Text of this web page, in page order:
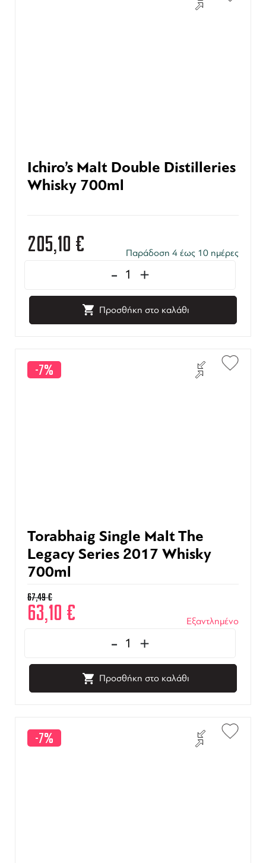
Ichiro’s Malt Double Distilleries
Whisky 700ml
205,10 € Παράδοση 4 έως 10 ημέρες
- +
Προσθήκη στο καλάθι
-7%
Torabhaig Single Malt The
Legacy Series 2017 Whisky
700ml
67,49€
63,10 € Εξαντλημένο
- +
Προσθήκη στο καλάθι
-7%